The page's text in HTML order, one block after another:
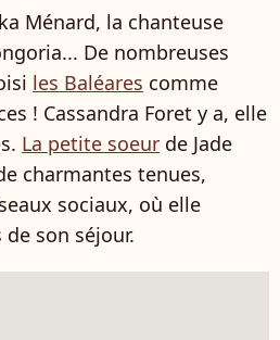
Ménard, la chanteuse
De nombreuses
les Baléares comme
! Cassandra Foret y a, elle
La petite soeur de Jade
charmantes tenues,
sociaux, où elle
son séjour.